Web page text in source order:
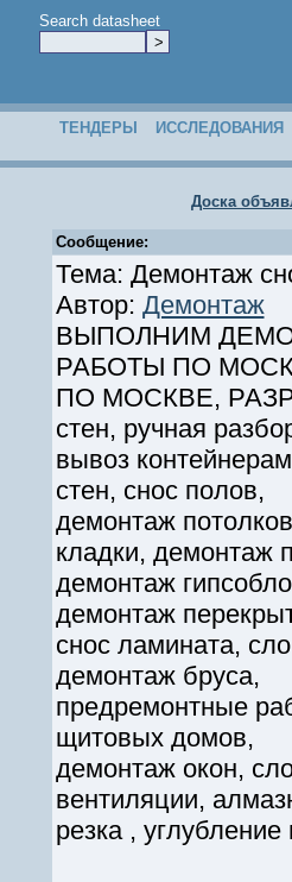
Search datasheet
ТЕНДЕРЫ ИССЛЕДОВАНИЯ
Доска
Сообщение:
Тема: Демонтаж
Автор: Демонтаж
ВЫПОЛНИМ
РАБОТЫ ПО
ПО МОСКВЕ,
стен, ручная
вывоз
стен, снос полов,
демонтаж
кладки, демонтаж
демонтаж
демонтаж
снос ламината,
демонтаж бруса,
предремонтные
щитовых домов,
демонтаж окон,
вентиляции,
резка ,